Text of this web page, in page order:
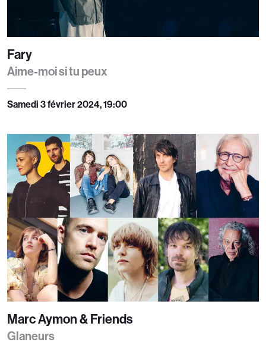
Fary
Aime-moi si tu peux
Samedi 3 février 2024, 19:00
Marc Aymon & Friends
Glaneurs